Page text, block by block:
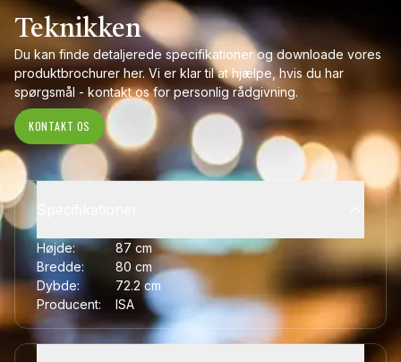
Teknikken
Du kan finde detaljerede specifikationer og downloade vores
produktbrochurer her. Vi er klar til at hjælpe, hvis du har
spørgsmål - kontakt os for personlig rådgivning.
KONTAKT OS
Højde:
Bredde:
Dybde:
Producent:
87 cm
80 cm
72.2 cm
ISA